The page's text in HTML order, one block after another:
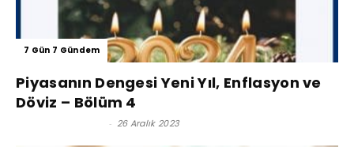
7 Gün 7 Gündem
Piyasanın Dengesi Yeni Yıl, Enflasyon ve
Döviz – Bölüm 4
- 26 Aralık 2023